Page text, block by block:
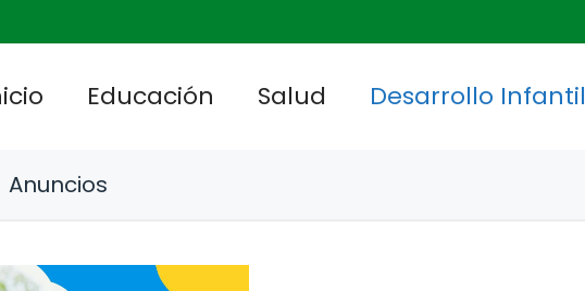
Educación Salud Desarrollo Infantil
Anuncios